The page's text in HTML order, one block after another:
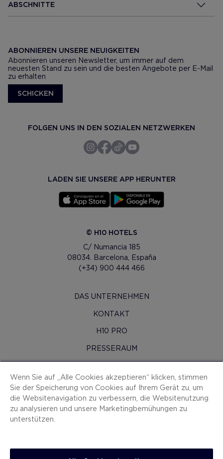
ABSCHNITTE
ABONNIEREN UNSERE NEUIGKEITEN
Abonnieren unseren Newsletter, um immer auf dem
neuesten Stand zu sein und die besten Angebote per E-Mail
zu erhalten
SCHICKEN
FOLGEN UNS IN DEN SOZIALEN NETZWERKEN
LADEN SIE UNSERE APP HERUNTER
© H10 HOTELS
C/ Numancia 185
08034. Barcelona, España
(+34) 900 444 466
DAS UNTERNEHMEN
KONTAKT
H10 PRO
PRESSERAUM
VERTRAGSBEDINGUNGEN
COOKIES
DATENSCHUTZ-BESTIMMUNGEN
Wenn Sie auf „Alle Cookies akzeptieren“ klicken, stimmen
Sie der Speicherung von Cookies auf Ihrem Gerät zu, um
die Websitenavigation zu verbessern, die Websitenutzung
zu analysieren und unsere Marketingbemühungen zu
unterstützen.